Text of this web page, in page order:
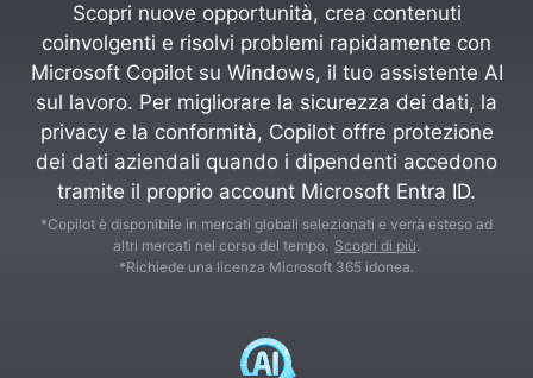
Scopri nuove opportunità, crea contenuti
coinvolgenti e risolvi problemi rapidamente con
Microsoft Copilot su Windows, il tuo assistente AI
sul lavoro. Per migliorare la sicurezza dei dati, la
privacy e la conformità, Copilot offre protezione
dei dati aziendali quando i dipendenti accedono
tramite il proprio account Microsoft Entra ID.
*Copilot è disponibile in mercati globali selezionati e verrà esteso ad
altri mercati nel corso del tempo. Scopri di più.
*Richiede una licenza Microsoft 365 idonea.